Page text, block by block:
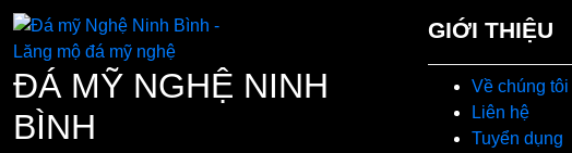
ĐÁ MỸ NGHỆ NINH
BÌNH
GIỚI THIỆU
Về chúng tôi
Liên hệ
Tuyển dụng